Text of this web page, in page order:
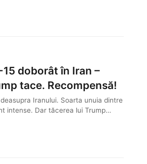
doborât în Iran –
tace. Recompensă!
Iranului. Soarta unuia dintre
intense. Dar tăcerea lui Trump…